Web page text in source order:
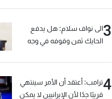
3الى نواف سلام: هل يدفع
الحايك ثمن وقوفه في وجه
4ترامب: أعتقد أن الأمر سينتهي
قريبًا جدًا لأن الإيرانيين لا يمكن